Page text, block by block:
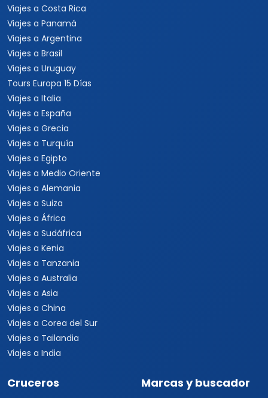
Viajes a Costa Rica
Viajes a Panamá
Viajes a Argentina
Viajes a Brasil
Viajes a Uruguay
Tours Europa 15 Días
Viajes a Italia
Viajes a España
Viajes a Grecia
Viajes a Turquía
Viajes a Egipto
Viajes a Medio Oriente
Viajes a Alemania
Viajes a Suiza
Viajes a África
Viajes a Sudáfrica
Viajes a Kenia
Viajes a Tanzania
Viajes a Australia
Viajes a Asia
Viajes a China
Viajes a Corea del Sur
Viajes a Tailandia
Viajes a India
Cruceros Marcas y buscador